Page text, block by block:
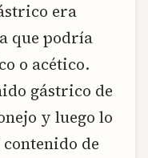
era
que podría
o acético.
gástrico de
y luego lo
de